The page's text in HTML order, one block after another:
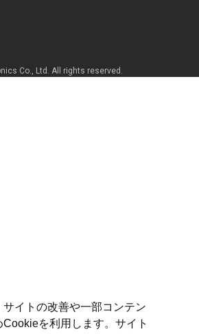
サイトの改善や一部コンテン
を利用します。サイト
Co., Ltd. All rights reserved.